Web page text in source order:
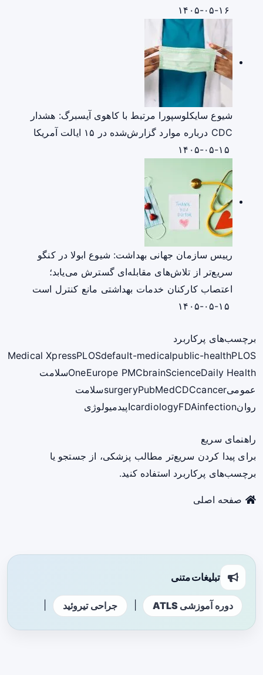
شیوع سایکلوسپورا مرتبط با کاهوی آیسبرگ: هشدار
CDC درباره موارد گزارش‌شده در ۱۵ ایالت آمریکا
رییس سازمان جهانی بهداشت: شیوع ابولا در کنگو
سریع‌تر از تلاش‌های مقابله‌ای گسترش می‌یابد؛
اعتصاب کارکنان خدمات بهداشتی مانع کنترل است
برچسب‌های پرکاربرد
Medical XpressPLOSdefault-medicalpublic-healthPLOS
OneEurope PMCbrainScienceDaily Health
سلامت
عمومی
surgeryPubMedCDCcancer
سلامت
روان
cardiologyFDAinfection اپیدمیولوژی
راهنمای سریع
برای پیدا کردن سریع‌تر مطالب پزشکی، از جستجو یا
برچسب‌های پرکاربرد استفاده کنید.
صفحه اصلی
تبلیغات متنی
دوره آموزشی ATLS جراحی تیروئید